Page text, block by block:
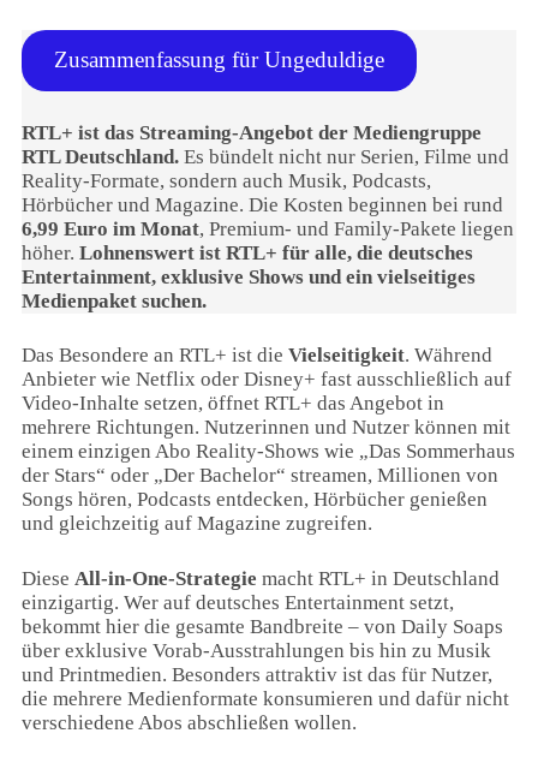
Zusammenfassung für Ungeduldige
RTL+ ist das Streaming-Angebot der Mediengruppe
RTL Deutschland. Es bündelt nicht nur Serien, Filme und
Reality-Formate, sondern auch Musik, Podcasts,
Hörbücher und Magazine. Die Kosten beginnen bei rund
6,99 Euro im Monat, Premium- und Family-Pakete liegen
höher. Lohnenswert ist RTL+ für alle, die deutsches
Entertainment, exklusive Shows und ein vielseitiges
Medienpaket suchen.
Das Besondere an RTL+ ist die Vielseitigkeit. Während
Anbieter wie Netflix oder Disney+ fast ausschließlich auf
Video-Inhalte setzen, öffnet RTL+ das Angebot in
mehrere Richtungen. Nutzerinnen und Nutzer können mit
einem einzigen Abo Reality-Shows wie „Das Sommerhaus
der Stars“ oder „Der Bachelor“ streamen, Millionen von
Songs hören, Podcasts entdecken, Hörbücher genießen
und gleichzeitig auf Magazine zugreifen.
Diese All-in-One-Strategie macht RTL+ in Deutschland
einzigartig. Wer auf deutsches Entertainment setzt,
bekommt hier die gesamte Bandbreite – von Daily Soaps
über exklusive Vorab-Ausstrahlungen bis hin zu Musik
und Printmedien. Besonders attraktiv ist das für Nutzer,
die mehrere Medienformate konsumieren und dafür nicht
verschiedene Abos abschließen wollen.